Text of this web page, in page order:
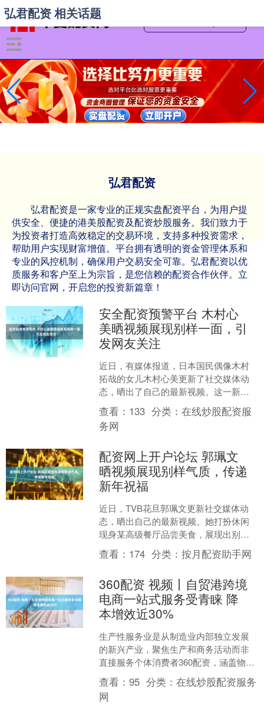
弘君配资
弘君配资是一家专业的正规实盘配资平台，为用户提
供安全、便捷的港美股配资及配资炒股服务。我们致力于
为投资者打造高效稳定的交易环境，支持多种投资需求，
帮助用户实现财富增值。平台拥有透明的资金管理体系和
专业的风控机制，确保用户交易安全可靠。弘君配资以优
质服务和客户至上为宗旨，是您信赖的配资合作伙伴。立
即访问官网，开启您的投资新篇章！
弘君配资 相关话题
安全配资预警平台 木村心
美晒视频展现别样一面，引
发网友关注
近日，有媒体报道，日本国民偶像木村
拓哉的女儿木村心美更新了社交媒体动
态，晒出了自己的最新视频。这一新闻
引起了广大网友的关注与热议。 从视频
中可以清晰看到，木村心....
查看： 133 分类：在线炒股配资服
务网
配资网上开户论坛 郭珮文
晒视频展现别样气质，传递
新年祝福
近日，TVB花旦郭珮文更新社交媒体动
态，晒出自己的最新视频。她打扮休闲
现身某高级餐厅品尝美食，展现出别样
气质，引发广大网友关注与热议。 从视
频中能清晰看到，郭珮....
查看： 174 分类：按月配资助手网
360配资 视频丨自贸港跨境
电商一站式服务受青睐 降
本增效近30%
生产性服务业是从制造业内部独立发展
的新兴产业，聚焦生产和商务活动而非
直接服务个体消费者360配资，涵盖物流
运输、金融服务、信息服务、科技研发
等领域。这类服务业虽....
查看：95 分类：在线炒股配资服务
网